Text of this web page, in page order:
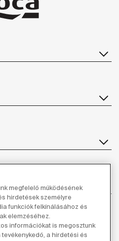
minket
megfelelő működésének
hirdetések személyre
funkciók felkínálásához és
elemzéséhez.
információkat is megosztunk
a hirdetési és